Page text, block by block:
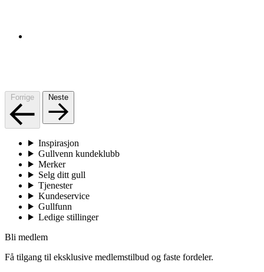
Forrige Neste
Inspirasjon
Gullvenn kundeklubb
Merker
Selg ditt gull
Tjenester
Kundeservice
Gullfunn
Ledige stillinger
Bli medlem
Få tilgang til eksklusive medlemstilbud og faste fordeler.